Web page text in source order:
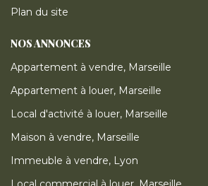
Plan du site
NOS ANNONCES
Appartement à vendre, Marseille
Appartement à louer, Marseille
Local d'activité à louer, Marseille
Maison à vendre, Marseille
Immeuble à vendre, Lyon